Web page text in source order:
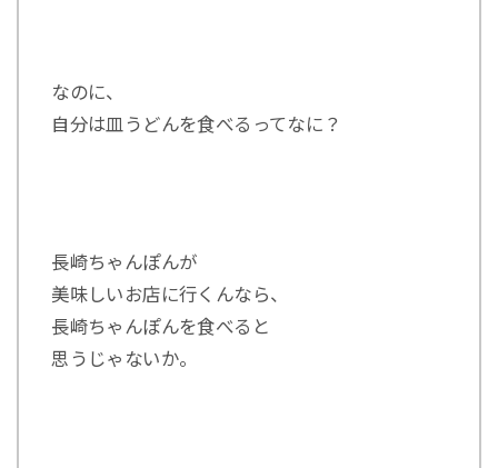
なのに、
自分は皿うどんを食べるってなに？
長崎ちゃんぽんが
美味しいお店に行くんなら、
長崎ちゃんぽんを食べると
思うじゃないか。